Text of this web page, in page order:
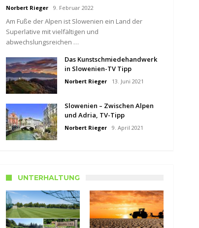
Norbert Rieger 9. Februar 2022
Am Fuße der Alpen ist Slowenien ein Land der
Superlative mit vielfältigen und
abwechslungsreichen …
Das Kunstschmiedehandwerk
in Slowenien-TV Tipp
Norbert Rieger 13. Juni 2021
Slowenien – Zwischen Alpen
und Adria, TV-Tipp
Norbert Rieger 9. April 2021
UNTERHALTUNG